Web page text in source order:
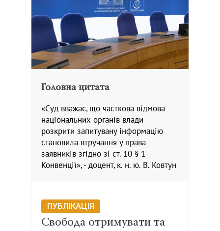
Головна цитата
«Суд вважає, що часткова відмова
національних органів влади
розкрити запитувану інформацію
становила втручання у права
заявників згідно зі ст. 10 § 1
Конвенції», - доцент, к. н. ю. В. Ковтун
ПУБЛІКАЦІЯ
Свобода отримувати та